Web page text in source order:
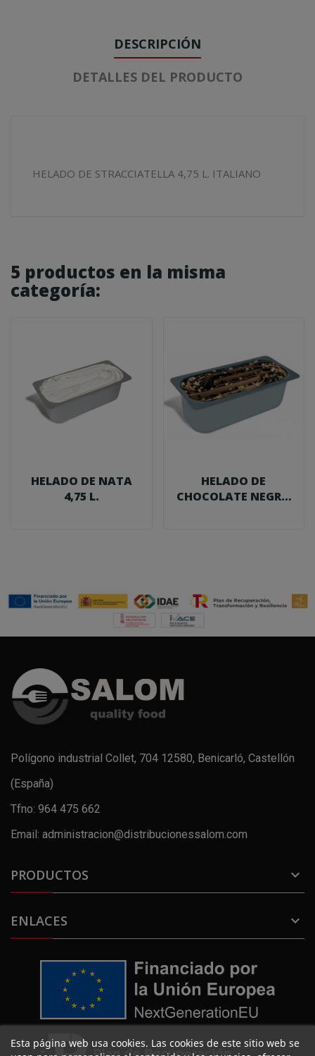
DESCRIPCIÓN
DETALLES DEL PRODUCTO
HELADO DE STRACCIATELLA 4,75 L. ITALIANO
5 productos en la misma
categoría:
HELADO DE NATA
4,75 L.
HELADO DE
CHOCOLATE NEGRO
Polígono industrial Collet, 704 12580, Benicarló, Castellón
(España)
Tfno: 964 475 662
Email: administracion@distribucionessalom.com
PRODUCTOS 
ENLACES 
Esta página web usa cookies. Las cookies de este sitio web se